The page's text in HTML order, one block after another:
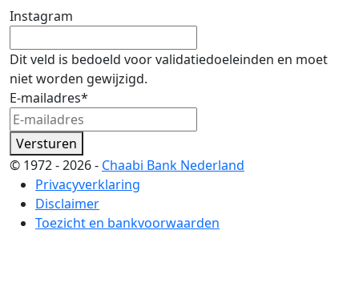
Instagram
Dit veld is bedoeld voor validatiedoeleinden en moet
niet worden gewijzigd.
E-mailadres*
Versturen
© 1972 - 2026 - Chaabi Bank Nederland
Privacyverklaring
Disclaimer
Toezicht en bankvoorwaarden